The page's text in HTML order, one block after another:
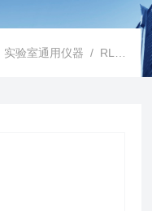
实验室通用仪器 / RLE超低温冰箱Thermo Revco